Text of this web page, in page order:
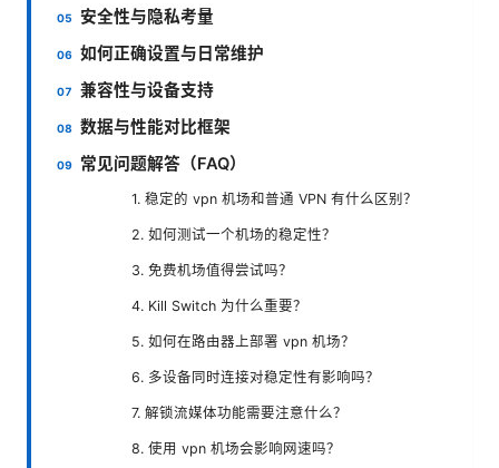
安全性与隐私考量
如何正确设置与日常维护
兼容性与设备支持
数据与性能对比框架
常见问题解答（FAQ）
1. 稳定的 vpn 机场和普通 VPN 有什么区别？
2. 如何测试一个机场的稳定性？
3. 免费机场值得尝试吗？
4. Kill Switch 为什么重要？
5. 如何在路由器上部署 vpn 机场？
6. 多设备同时连接对稳定性有影响吗？
7. 解锁流媒体功能需要注意什么？
8. 使用 vpn 机场会影响网速吗？